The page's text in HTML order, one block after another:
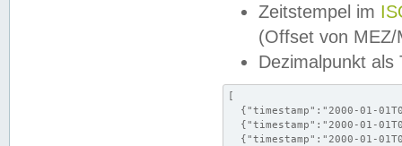
Zeitstempel im
(Offset von MEZ/
Dezimalpunkt als
[
{"timestamp":"2000-01-
{"timestamp":"2000-01-
{"timestamp":"2000-01-